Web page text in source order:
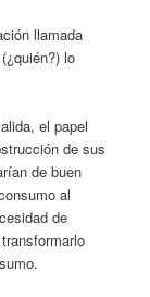
llamada
lo
el papel
de sus
de buen
al
de